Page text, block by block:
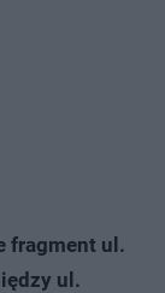
fragment ul.
ul.